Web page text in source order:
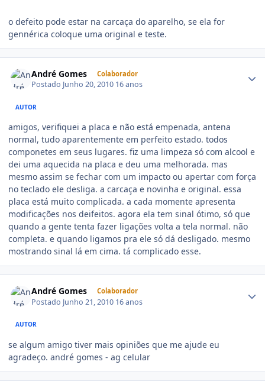
o defeito pode estar na carcaça do aparelho, se ela for
gennérica coloque uma original e teste.
André Gomes Colaborador
Postado Junho 20, 2010 16 anos
AUTOR
amigos, verifiquei a placa e não está empenada, antena
normal, tudo aparentemente em perfeito estado. todos
componetes em seus lugares. fiz uma limpeza só com alcool e
dei uma aquecida na placa e deu uma melhorada. mas
mesmo assim se fechar com um impacto ou apertar com força
no teclado ele desliga. a carcaça e novinha e original. essa
placa está muito complicada. a cada momente apresenta
modificações nos deifeitos. agora ela tem sinal ótimo, só que
quando a gente tenta fazer ligações volta a tela normal. não
completa. e quando ligamos pra ele só dá desligado. mesmo
mostrando sinal lá em cima. tá complicado esse.
André Gomes Colaborador
Postado Junho 21, 2010 16 anos
AUTOR
se algum amigo tiver mais opiniões que me ajude eu
agradeço. andré gomes - ag celular